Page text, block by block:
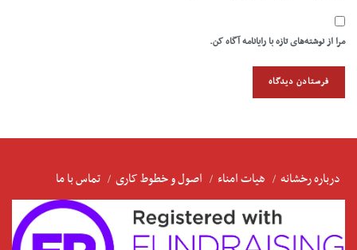
مرا از نوشته‌های تازه با رایانامه آگاه کن.
درباره رخشانه هیات امناء اصول و خطوط کاری تماس با ما